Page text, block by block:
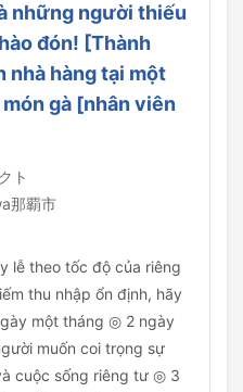
những người thiếu
đón! [Thành
nhà hàng tại một
gà [nhân viên
ト
那覇市
lễ theo tốc độ của riêng
thu nhập ổn định, hãy
một tháng ◎ 2 ngày
muốn coi trọng sự
cuộc sống riêng tư ◎ 3